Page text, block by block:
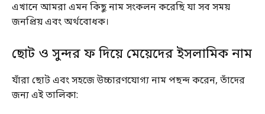
এখানে আমরা এমন কিছু নাম সংকলন করেছি যা সব সময়
জনপ্রিয় এবং অর্থবোধক।
ছোট ও সুন্দর ফ দিয়ে মেয়েদের ইসলামিক নাম
যাঁরা ছোট এবং সহজে উচ্চারণযোগ্য নাম পছন্দ করেন, তাঁদের
জন্য এই তালিকা: